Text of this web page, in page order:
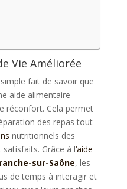
Vie Améliorée
fait de savoir que
aide alimentaire
réconfort. Cela permet
des repas tout
nutritionnels des
Grâce à l‘aide
sur-Saône, les
de temps à interagir et